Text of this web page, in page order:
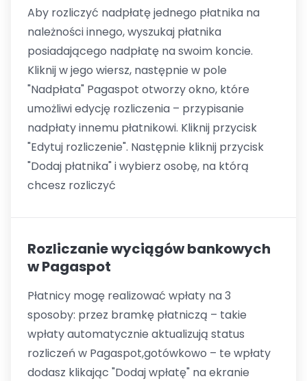
Aby rozliczyć nadpłatę jednego płatnika na
należności innego, wyszukaj płatnika
posiadającego nadpłatę na swoim koncie.
Kliknij w jego wiersz, następnie w pole
"Nadpłata" Pagaspot otworzy okno, które
umożliwi edycję rozliczenia – przypisanie
nadpłaty innemu płatnikowi. Kliknij przycisk
"Edytuj rozliczenie". Następnie kliknij przycisk
"Dodaj płatnika" i wybierz osobę, na którą
chcesz rozliczyć
Rozliczanie wyciągów bankowych
w Pagaspot
Płatnicy mogę realizować wpłaty na 3
sposoby: przez bramkę płatniczą – takie
wpłaty automatycznie aktualizują status
rozliczeń w Pagaspot,gotówkowo – te wpłaty
dodasz klikając "Dodaj wpłatę" na ekranie